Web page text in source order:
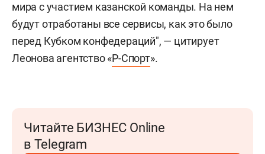
мира с участием казанской команды. На нем
будут отработаны все сервисы, как это было
перед Кубком конфедераций", — цитирует
Леонова агентство «Р-Спорт».
Читайте БИЗНЕС Online
в Telegram